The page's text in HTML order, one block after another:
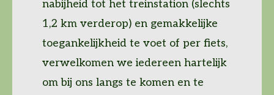
nabijheid tot het treinstation (slechts
1,2 km verderop) en gemakkelijke
toegankelijkheid te voet of per fiets,
verwelkomen we iedereen hartelijk
om bij ons langs te komen en te